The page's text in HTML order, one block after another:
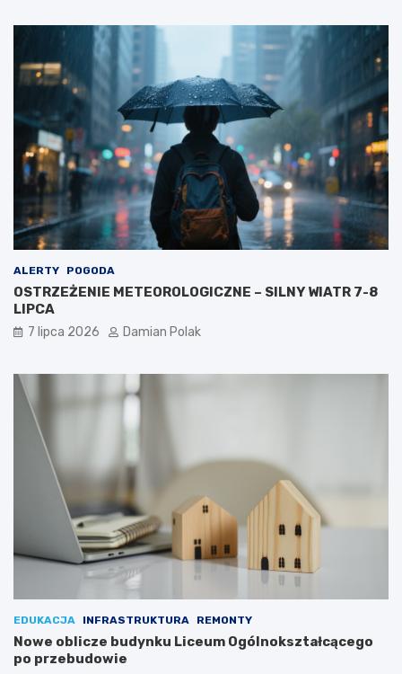
ALERTY POGODA
OSTRZEŻENIE METEOROLOGICZNE – SILNY WIATR 7-8
LIPCA
7 lipca 2026 Damian Polak
EDUKACJA INFRASTRUKTURA REMONTY
Nowe oblicze budynku Liceum Ogólnokształcącego
po przebudowie